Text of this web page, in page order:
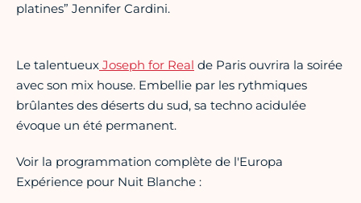
platines” Jennifer Cardini.
Le talentueux Joseph for Real de Paris ouvrira la soirée
avec son mix house. Embellie par les rythmiques
brûlantes des déserts du sud, sa techno acidulée
évoque un été permanent.
Voir la programmation complète de l'Europa
Expérience pour Nuit Blanche :